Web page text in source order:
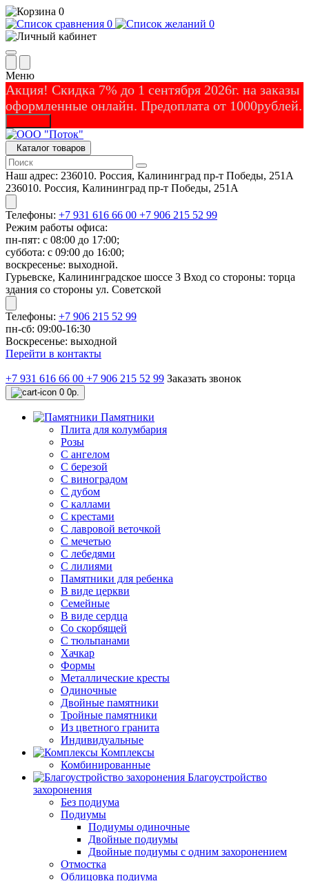
0
0
0
Меню
Акция! Скидка 7% до 1 сентября 2026г. на заказы
оформленные онлайн. Предоплата от 1000рублей.
Каталог товаров
Наш адрес: 236010. Россия, Калининград пр-т Победы, 251А
236010. Россия, Калининград пр-т Победы, 251А
Телефоны: +7 931 616 66 00 +7 906 215 52 99
Режим работы офиса:
пн-пят: с 08:00 до 17:00;
суббота: с 09:00 до 16:00;
воскресенье: выходной.
Гурьевске, Калининградское шоссе 3 Вход со стороны: торца
здания со стороны ул. Советской
Телефоны: +7 906 215 52 99
пн-сб: 09:00-16:30
Воскресенье: выходной
Перейти в контакты
+7 931 616 66 00 +7 906 215 52 99 Заказать звонок
0 0р.
Памятники
Плита для колумбария
Розы
C ангелом
C березой
С виноградом
С дубом
С каллами
С крестами
С лавровой веточкой
С мечетью
C лебедями
С лилиями
Памятники для ребенка
В виде церкви
Семейные
В виде сердца
Со скорбящей
С тюльпанами
Хачкар
Формы
Металлические кресты
Одиночные
Двойные памятники
Тройные памятники
Из цветного гранита
Индивидуальные
Комплексы
Комбинированные
Благоустройство
захоронения
Без подиума
Подиумы
Подиумы одиночные
Двойные подиумы
Двойные подиумы с одним захоронением
Отмостка
Облицовка подиума